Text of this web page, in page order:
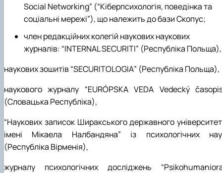
Social Networking” (“Кіберпсихологія, поведінка та
соціальні мережі”), що належить до бази Скопус;
член редакційних колегій наукових наукових
журналів: “INTERNAL SECURITI” (Республіка Польща),
наукових зошитів “SECURITOLOGIA” (Республіка Польща),
наукового журналу “EURÓPSKA VEDA Vedecký
(Словацька Республіка),
“Наукових записок Ширакського державного
імені Мікаела Налбандяна” із психологічних
(Республіка Вірменія),
журналу психологічних досліджень